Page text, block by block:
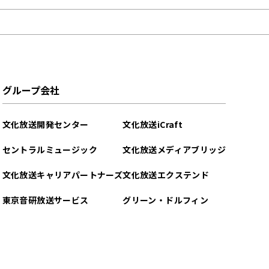
グループ会社
文化放送開発センター
セントラルミュージック
文化放送キャリアパートナーズ
東京音研放送サービス
文化放送iCraft
文化放送メディアブリッジ
文化放送エクステンド
グリーン・ドルフィン